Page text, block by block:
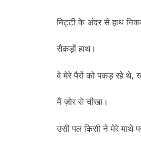
मिट्टी के अंदर से हाथ
सैकड़ों हाथ।
वे मेरे पैरों को पकड़ रहे थे,
मैं ज़ोर से चीखा।
उसी पल किसी ने मेरे माथे